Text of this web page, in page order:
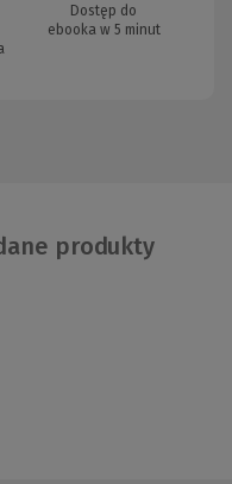
Dostęp do
ebooka w 5 minut
produkty